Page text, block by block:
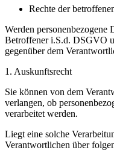
Rechte der
Werden personenbezogene
Betroffener i.S.d. DSGVO
gegenüber dem
1. Auskunftsrecht
Sie können von dem
verlangen, ob
verarbeitet werden.
Liegt eine solche
Verantwortlichen über